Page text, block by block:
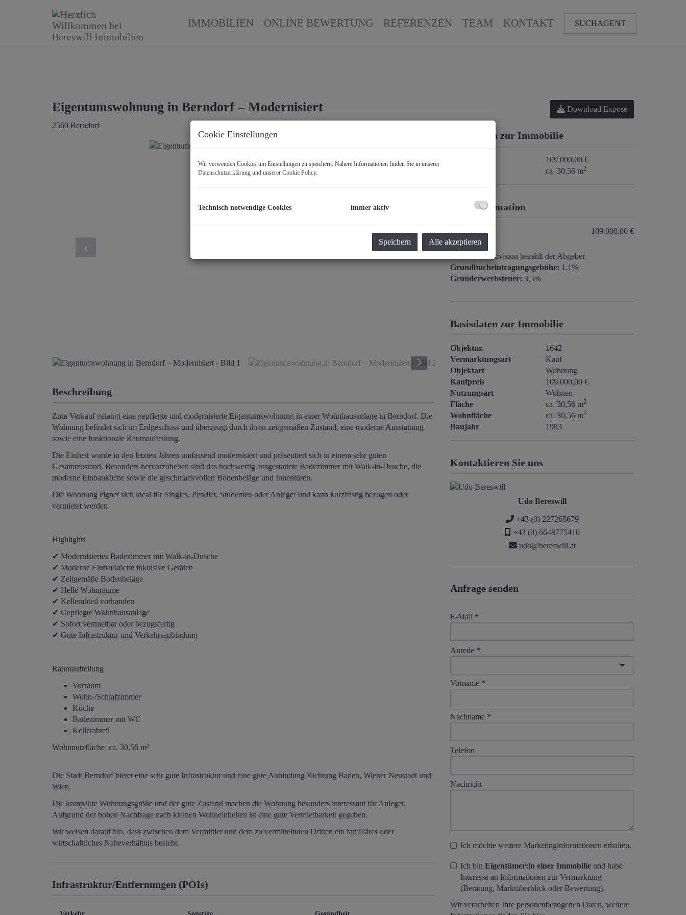
IMMOBILIEN ONLINE BEWERTUNG REFERENZEN TEAM KONTAKT SUCHAGENT
Eigentumswohnung in Berndorf – Modernisiert
2560 Berndorf
Beschreibung
Zum Verkauf gelangt eine gepflegte und modernisierte Eigentumswohnung in einer Wohnhausanlage in Berndorf. Die
Wohnung befindet sich im Erdgeschoss und überzeugt durch ihren zeitgemäßen Zustand, eine moderne Ausstattung
sowie eine funktionale Raumaufteilung.
Die Einheit wurde in den letzten Jahren umfassend modernisiert und präsentiert sich in einem sehr guten
Gesamtzustand. Besonders hervorzuheben sind das hochwertig ausgestattete Badezimmer mit Walk-in-Dusche, die
moderne Einbauküche sowie die geschmackvollen Bodenbeläge und Innentüren.
Die Wohnung eignet sich ideal für Singles, Pendler, Studenten oder Anleger und kann kurzfristig bezogen oder
vermietet werden.
Highlights
✔ Modernisiertes Badezimmer mit Walk-in-Dusche
✔ Moderne Einbauküche inklusive Geräten
✔ Zeitgemäße Bodenbeläge
✔ Helle Wohnräume
✔ Kellerabteil vorhanden
✔ Gepflegte Wohnhausanlage
✔ Sofort vermietbar oder bezugsfertig
✔ Gute Infrastruktur und Verkehrsanbindung
Raumaufteilung
Vorraum
Wohn-/Schlafzimmer
Küche
Badezimmer mit WC
Kellerabteil
Wohnnutzfläche: ca. 30,56 m²
Die Stadt Berndorf bietet eine sehr gute Infrastruktur und eine gute Anbindung Richtung Baden, Wiener Neustadt und
Wien.
Die kompakte Wohnungsgröße und der gute Zustand machen die Wohnung besonders interessant für Anleger.
Aufgrund der hohen Nachfrage nach kleinen Wohneinheiten ist eine gute Vermietbarkeit gegeben.
Wir weisen darauf hin, dass zwischen dem Vermittler und dem zu vermittelnden Dritten ein familiäres oder
wirtschaftliches Naheverhältnis besteht.
Infrastruktur/Entfernungen (POIs)
Download Expose
Basisdaten zur Immobilie
109.000,00 €
ca. 30,56 m2
Preisinformation
Kaufpreis: 109.000,00 €
Provision bezahlt der Abgeber.
Grundbucheintragungsgebühr: 1,1%
Grunderwerbsteuer: 3,5%
Basisdaten zur Immobilie
Objektnr.
1642
Vermarktungsart
Kauf
Objektart
Wohnung
Kaufpreis
109.000,00 €
Nutzungsart
Wohnen
Fläche
ca. 30,56 m2
Wohnfläche ca. 30,56 m2
Baujahr 1983
Kontaktieren Sie uns
Udo Bereswill
+43 (0) 227265679
+43 (0) 6648775410
udo@bereswill.at
Anfrage senden
E-Mail
Anrede
Vorname
Nachname
Telefon
Nachricht
Ich möchte weitere Marketinginformationen erhalten.
Ich bin Eigentümer:in einer Immobilie und habe
Interesse an Informationen zur Vermarktung
(Beratung, Marktüberblick oder Bewertung).
Wir verarbeiten Ihre personenbezogenen Daten, weitere
Cookie Einstellungen
Wir verwenden Cookies um Einstellungen zu speichern. Nähere Informationen finden Sie in unserer
Datenschutzerklärung und unserer Cookie Policy.
Technisch notwendige Cookies immer aktiv
Speichern Alle akzeptieren